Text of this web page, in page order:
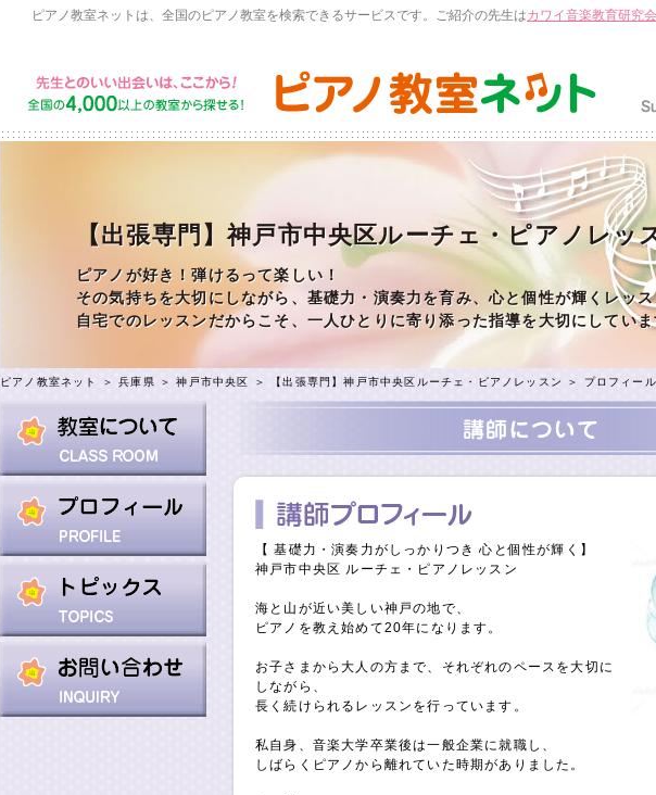
ピアノ教室ネットは、全国のピアノ教室を検索できるサービスです。ご紹介の先生はカワイ音楽教育研究会
【出張専門】神戸市中央区ルーチェ・ピアノレッ
ピアノが好き！弾けるって楽しい！
その気持ちを大切にしながら、基礎力・演奏力を育み、心と個性が輝くレッ
自宅でのレッスンだからこそ、一人ひとりに寄り添った指導を大切にしてい
ピアノ教室ネット ＞兵庫県 ＞神戸市中央区 ＞ 【出張専門】神戸市中央区ルーチェ・ピアノレッスン ＞ プロフィール
【 基礎力・演奏力がしっかりつき 心と個性が輝く】
神戸市中央区 ルーチェ・ピアノレッスン
海と山が近い美しい神戸の地で、
ピアノを教え始めて20年になります。
お子さまから大人の方まで、それぞれのペースを大切に
しながら、
長く続けられるレッスンを行っています。
私自身、音楽大学卒業後は一般企業に就職し、
しばらくピアノから離れていた時期がありました。